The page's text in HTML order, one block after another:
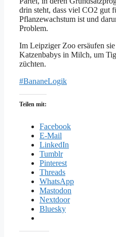
drin steht, dass viel CO2 gut
Pflanzewachstum ist und
Problem.
Im Leipziger Zoo ersäufen
Katzenbabys in Milch, um
züchten.
#BananeLogik
Teilen mit:
Facebook
E-Mail
LinkedIn
Tumblr
Pinterest
Threads
WhatsApp
Mastodon
Nextdoor
Bluesky